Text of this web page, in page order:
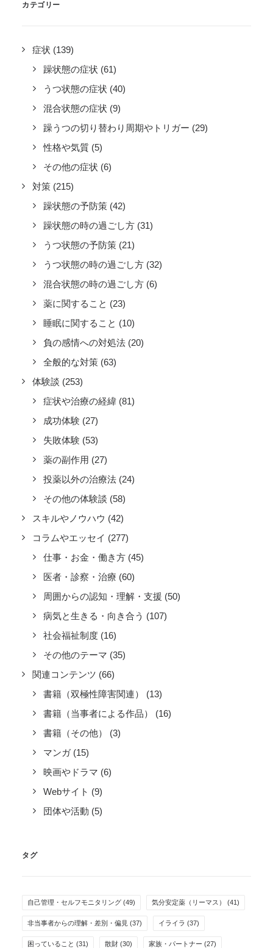
カテゴリー
症状 (139)
躁状態の症状 (61)
うつ状態の症状 (40)
混合状態の症状 (9)
躁うつの切り替わり周期やトリガー (29)
性格や気質 (5)
その他の症状 (6)
対策 (215)
躁状態の予防策 (42)
躁状態の時の過ごし方 (31)
うつ状態の予防策 (21)
うつ状態の時の過ごし方 (32)
混合状態の時の過ごし方 (6)
薬に関すること (23)
睡眠に関すること (10)
負の感情への対処法 (20)
全般的な対策 (63)
体験談 (253)
症状や治療の経緯 (81)
成功体験 (27)
失敗体験 (53)
薬の副作用 (27)
投薬以外の治療法 (24)
その他の体験談 (58)
スキルやノウハウ (42)
コラムやエッセイ (277)
仕事・お金・働き方 (45)
医者・診察・治療 (60)
周囲からの認知・理解・支援 (50)
病気と生きる・向き合う (107)
社会福祉制度 (16)
その他のテーマ (35)
関連コンテンツ (66)
書籍（双極性障害関連）
(13)
書籍（当事者による作品）
(16)
書籍（その他）
(3)
マンガ (15)
映画やドラマ (6)
Webサイト (9)
団体や活動 (5)
タグ
自己管理・セルフモニタリング (49) 気分安定薬（リーマス） (41)
非当事者からの理解・差別・偏見 (37) イライラ (37)
困っていること (31) 散財 (30) 家族・パートナー (27)